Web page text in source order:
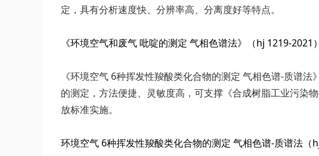
定，具有分析速度快、分辨率高、分离度好等特点。
《环境空气和废气 吡啶的测定 气相色谱法》（hj 1219-2021
《环境空气 6种挥发性羧酸类化合物的测定 气相色谱-质谱
的测定，方法便捷、灵敏度高，可支撑《合成树脂工业污染
放标准实施。
环境空气 6种挥发性羧酸类化合物的测定 气相色谱-质谱法